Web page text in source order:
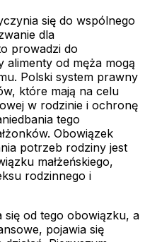
się do wspólnego
dla
prowadzi do
alimenty od męża mogą
Polski system prawny
które mają na celu
w rodzinie i ochronę
tego
Obowiązek
potrzeb rodziny jest
małżeńskiego,
rodzinnego i
się od tego obowiązku, a
pojawia się